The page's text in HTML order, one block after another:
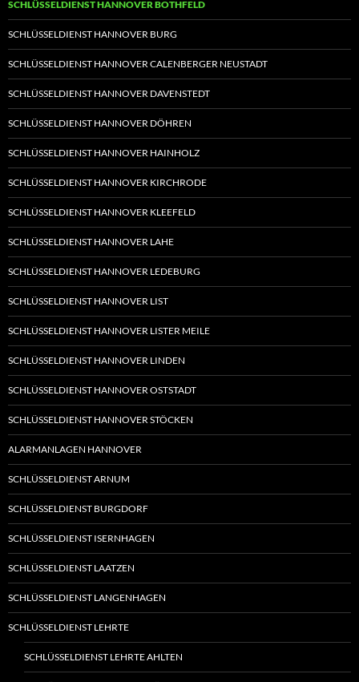
SCHLÜSSELDIENST HANNOVER BOTHFELD
SCHLÜSSELDIENST HANNOVER BURG
SCHLÜSSELDIENST HANNOVER CALENBERGER NEUSTADT
SCHLÜSSELDIENST HANNOVER DAVENSTEDT
SCHLÜSSELDIENST HANNOVER DÖHREN
SCHLÜSSELDIENST HANNOVER HAINHOLZ
SCHLÜSSELDIENST HANNOVER KIRCHRODE
SCHLÜSSELDIENST HANNOVER KLEEFELD
SCHLÜSSELDIENST HANNOVER LAHE
SCHLÜSSELDIENST HANNOVER LEDEBURG
SCHLÜSSELDIENST HANNOVER LIST
SCHLÜSSELDIENST HANNOVER LISTER MEILE
SCHLÜSSELDIENST HANNOVER LINDEN
SCHLÜSSELDIENST HANNOVER OSTSTADT
SCHLÜSSELDIENST HANNOVER STÖCKEN
ALARMANLAGEN HANNOVER
SCHLÜSSELDIENST ARNUM
SCHLÜSSELDIENST BURGDORF
SCHLÜSSELDIENST ISERNHAGEN
SCHLÜSSELDIENST LAATZEN
SCHLÜSSELDIENST LANGENHAGEN
SCHLÜSSELDIENST LEHRTE
SCHLÜSSELDIENST LEHRTE AHLTEN